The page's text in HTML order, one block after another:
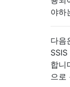
야하
다음
합니
으로